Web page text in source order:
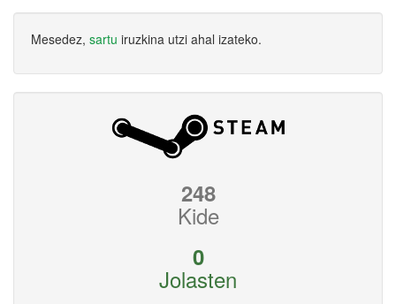
Mesedez, sartu iruzkina utzi ahal izateko.
248
Kide
0
Jolasten